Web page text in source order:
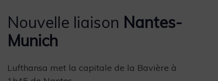
Nouvelle liaison Nantes-
Munich
Lufthansa met la capitale de la Bavière à